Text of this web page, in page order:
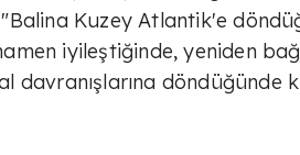
"Balina Kuzey Atlantik'e
iyileştiğinde, yeniden
davranışlarına döndüğünde